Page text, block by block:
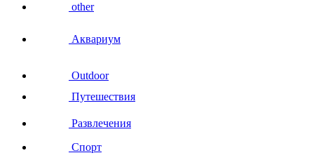
other
Аквариум
Outdoor
Путешествия
Развлечения
Спорт